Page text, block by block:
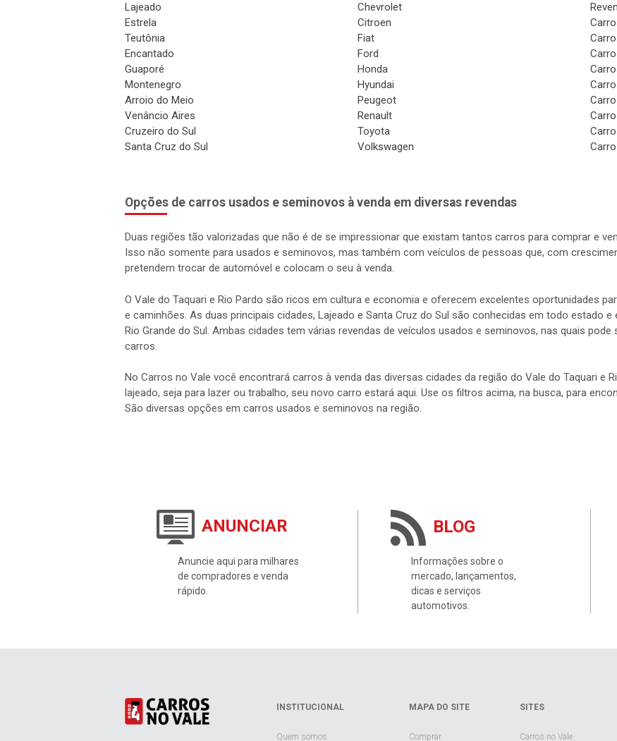
Lajeado
Estrela
Teutônia
Encantado
Guaporé
Montenegro
Arroio do Meio
Venâncio Aires
Cruzeiro do Sul
Santa Cruz do Sul
Chevrolet
Citroen
Fiat
Ford
Honda
Hyundai
Peugeot
Renault
Toyota
Volkswagen
Opções de carros usados e seminovos à venda em diversas revendas
Duas regiões tão valorizadas que não é de se impressionar que existam tantos carros para comprar e
Isso não somente para usados e seminovos, mas também com veículos de pessoas que, com
pretendem trocar de automóvel e colocam o seu à venda.
O Vale do Taquari e Rio Pardo são ricos em cultura e economia e oferecem excelentes oportunidades
e caminhões. As duas principais cidades, Lajeado e Santa Cruz do Sul são conhecidas em todo estado
Rio Grande do Sul. Ambas cidades tem várias revendas de veículos usados e seminovos, nas quais
carros.
No Carros no Vale você encontrará carros à venda das diversas cidades da região do Vale do Taquari e
lajeado, seja para lazer ou trabalho, seu novo carro estará aqui. Use os filtros acima, na busca, para
São diversas opções em carros usados e seminovos na região.
ANUNCIAR
Anuncie aqui para milhares
de compradores e venda
rápido.
BLOG
Informações sobre o
mercado, lançamentos,
dicas e serviços
automotivos.
INSTITUCIONAL
Quem somos
MAPA DO SITE
Comprar
SITES
Carros no Vale